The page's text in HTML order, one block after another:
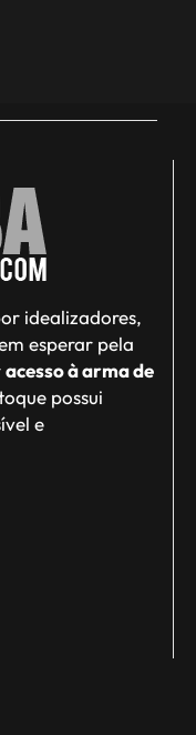
idealizadores,
esperar pela
acesso à arma de
possui
e